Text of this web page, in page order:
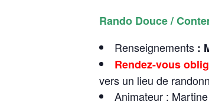
Rando Douce /
Renseignements :
Rendez-vous
vers un lieu de
Animateur :